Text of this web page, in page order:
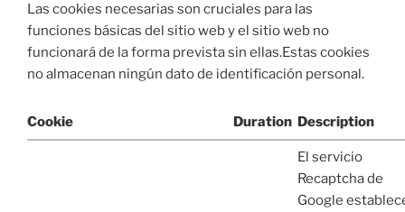
Las cookies necesarias son cruciales para las
funciones básicas del sitio web y el sitio web no
funcionará de la forma prevista sin ellas.Estas cookies
no almacenan ningún dato de identificación personal.
Cookie Duration Description
El servicio
Recaptcha de
Google